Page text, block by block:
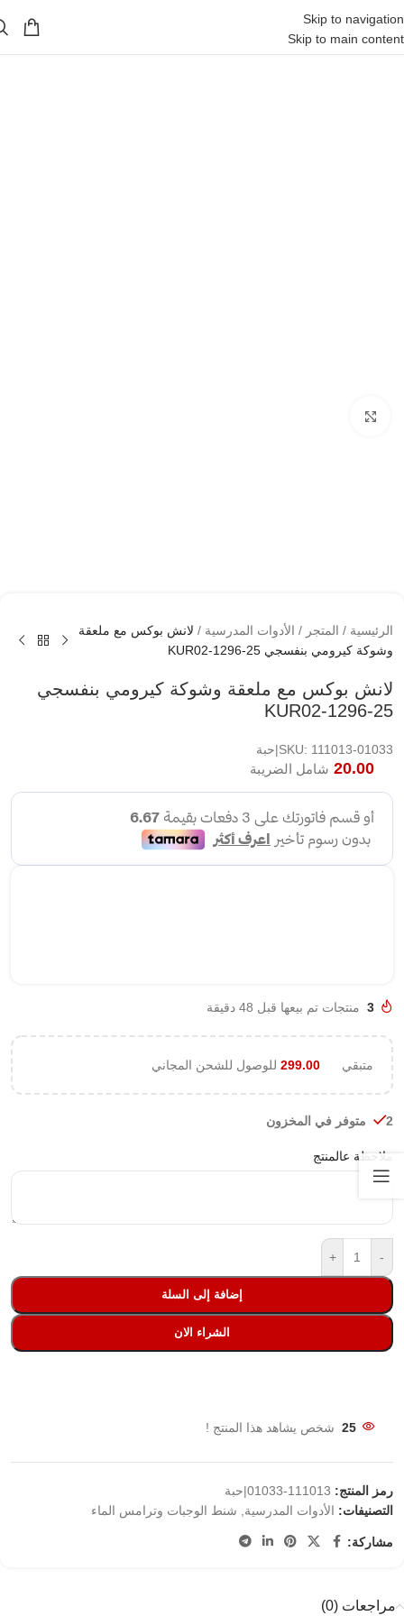
Skip to navigation
Skip to main content
الرئيسية / المتجر / الأدوات المدرسية / لانش بوكس مع ملعقة
وشوكة كيرومي بنفسجي KUR02-1296-25
لانش بوكس مع ملعقة وشوكة كيرومي بنفسجي
KUR02-1296-25
SKU: 111013-01033|حبة
20.00 شامل الضريبة
3 منتجات تم بيعها قبل 48 دقيقة
متبقي 299.00 للوصول للشحن المجاني
2 متوفر في المخزون
ملاحظة عالمنتج
-
+
إضافة إلى السلة
الشراء الان
25 شخص يشاهد هذا المنتج !
رمز المنتج: 111013-01033|حبة
التصنيفات: الأدوات المدرسية, شنط الوجبات وترامس الماء
مشاركة:
مراجعات (0)